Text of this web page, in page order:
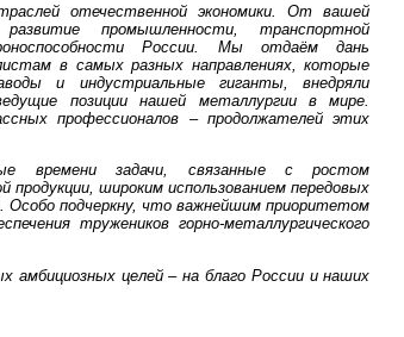
отечественной экономики. От вашей
промышленности, транспортной
России. Мы отдаём дань
в самых разных направлениях, которые
и индустриальные гиганты, внедряли
позиции нашей металлургии в мире.
профессионалов – продолжателей этих
времени задачи, связанные с ростом
продукции, широким использованием передовых
Особо подчеркну, что важнейшим приоритетом
тружеников горно-металлургического
целей – на благо России и наших